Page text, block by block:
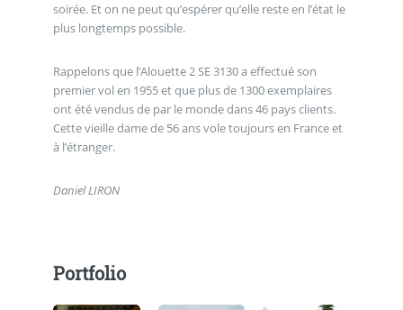
soirée. Et on ne peut qu’espérer qu’elle reste en l’état le
plus longtemps possible.
Rappelons que l’Alouette 2 SE 3130 a effectué son
premier vol en 1955 et que plus de 1300 exemplaires
ont été vendus de par le monde dans 46 pays clients.
Cette vieille dame de 56 ans vole toujours en France et
à l’étranger.
Daniel LIRON
Portfolio